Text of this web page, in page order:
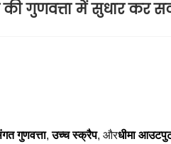
गुणवत्ता में सुधार कर
गुणवत्ता,उच्च स्क्रैप, औरधीमा